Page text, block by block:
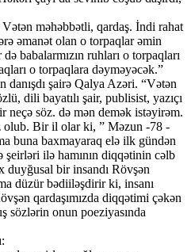
məhəbbətli, qardaş. İndi rahat
əmanət olan o torpaqlar əmin
babalarmızın ruhları o torpaqları
o torpaqlara dəyməyəcək.”
danışdı şairə Qalya Azəri. “Vətən
dili bayatılı şair, publisist, yazıçı
neçə söz. də mən demək istəyirəm.
olub. Bir il olar ki, ” Məzun -78 -
buna baxmayaraq elə ilk gündən
ilə hamının diqqətinin cəlb
duyğusal bir insandı Rövşən
düzür bədiiləşdirir ki, insanı
qardaşımızda diqqətimi çəkən
sözlərin onun poeziyasında